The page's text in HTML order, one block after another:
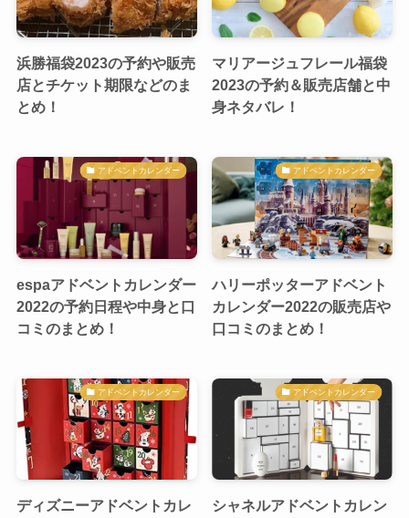
浜勝福袋2023の予約や販売
店とチケット期限などのま
とめ！
マリアージュフレール福袋
2023の予約＆販売店舗と中
身ネタバレ！
アドベントカレンダー
espaアドベントカレンダー
2022の予約日程や中身と口
コミのまとめ！
アドベントカレンダー
ハリーポッターアドベント
カレンダー2022の販売店や
口コミのまとめ！
アドベントカレンダー
ディズニーアドベントカレ
アドベントカレンダー
シャネルアドベントカレン